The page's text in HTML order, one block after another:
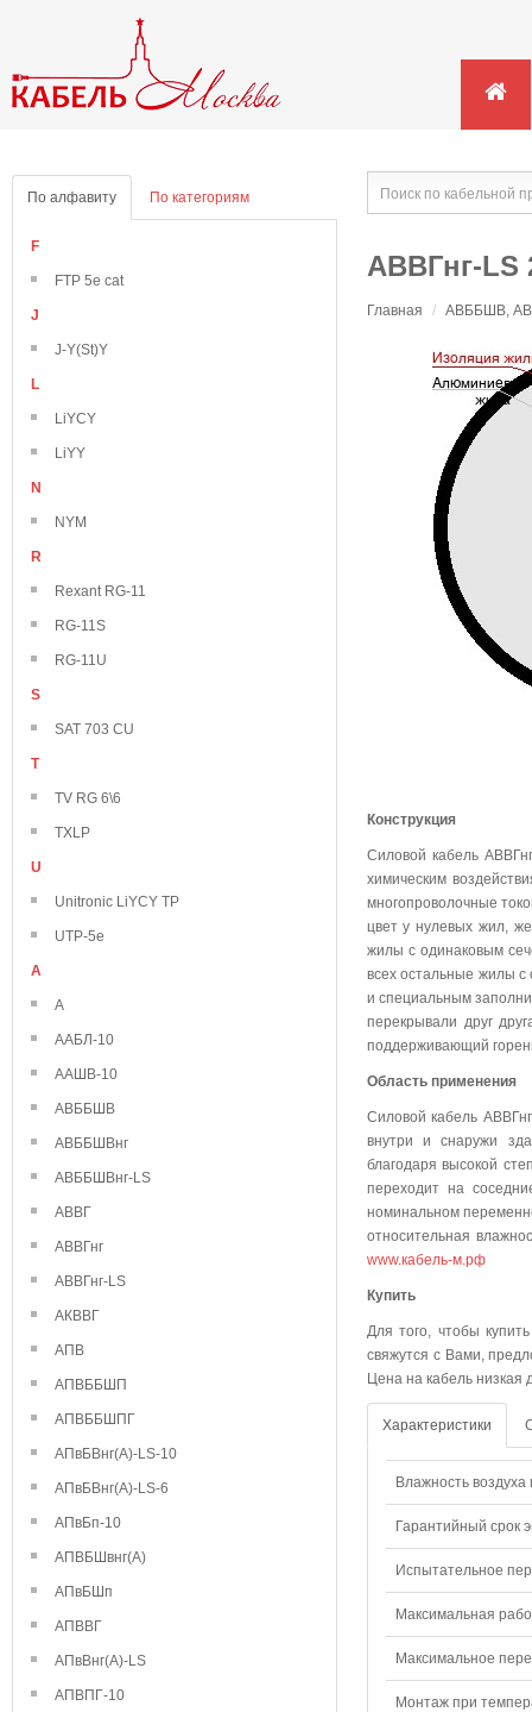
По алфавиту По категориям
F
FTP 5e cat
J
J-Y(St)Y
L
LiYCY
LiYY
N
NYM
R
Rexant RG-11
RG-11S
RG-11U
S
SAT 703 CU
T
TV RG 6\6
TXLP
U
Unitronic LiYCY TP
UTP-5e
А
А
ААБЛ-10
ААШВ-10
АВББШВ
АВББШВнг
АВББШВнг-LS
АВВГ
АВВГнг
АВВГнг-LS
АКВВГ
АПВ
АПВББШП
АПВББШПГ
АПвБВнг(А)-LS-10
АПвБВнг(А)-LS-6
АПвБп-10
АПВБШвнг(А)
АПвБШп
АПВВГ
АПвВнг(А)-LS
АПВПГ-10
АВВГнг-LS
Главная / АВББШВ,
Конструкция
Силовой кабель
химическим
многопроволочные
цвет у нулевых жил,
жилы с одинаковым
всех остальные жилы с
и специальным
перекрывали друг
поддерживающий
Область применения
Силовой кабель
внутри и снаружи
благодаря высокой
переходит на
номинальном
относительная
www.кабель-м.рф
Для того, чтобы
свяжутся с Вами,
Цена на кабель низкая
Характеристики
Влажность воздуха
Гарантийный срок
Испытательное
Максимальная
Максимальное
Монтаж при